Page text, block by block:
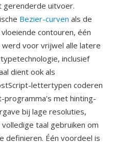
uitvoer.
Bezier-curven als de
contouren, één
voor vrijwel alle latere
inclusief
dient ook als
lettertypen coderen
programma's met hinting-
bij lage resoluties,
taal gebruiken om
definieren. Één voordeel is